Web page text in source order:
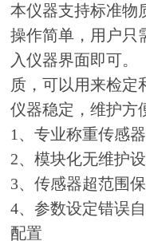
本仪器支持标准物
操作简单，用户只
入仪器界面即可。
质，可以用来检定
仪器稳定，维护方
1、专业称重传感
2、模块化无维护
3、传感器超范围
4、参数设定错误
配置